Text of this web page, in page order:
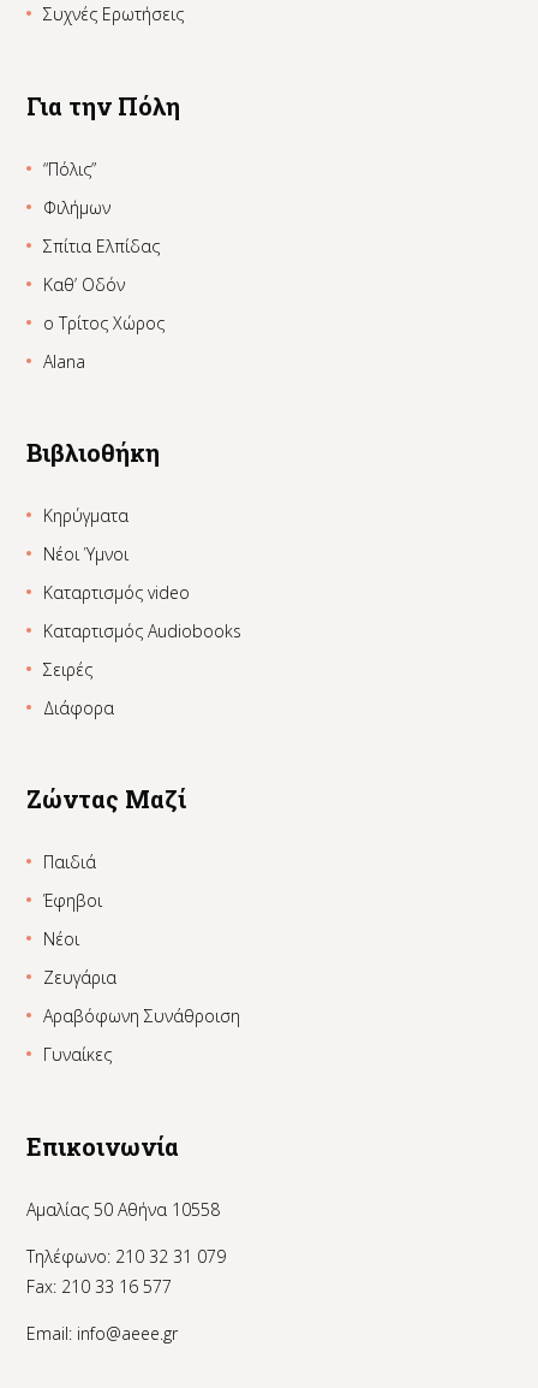
Συχνές Ερωτήσεις
Για την Πόλη
“Πόλις”
Φιλήμων
Σπίτια Ελπίδας
Καθ’ Οδόν
ο Τρίτος Χώρος
Alana
Βιβλιοθήκη
Κηρύγματα
Νέοι Ύμνοι
Καταρτισμός video
Καταρτισμός Audiobooks
Σειρές
Διάφορα
Ζώντας Μαζί
Παιδιά
Έφηβοι
Νέοι
Ζευγάρια
Αραβόφωνη Συνάθροιση
Γυναίκες
Επικοινωνία
Αμαλίας 50 Αθήνα 10558
Τηλέφωνο: 210 32 31 079
Fax: 210 33 16 577
Email: info@aeee.gr